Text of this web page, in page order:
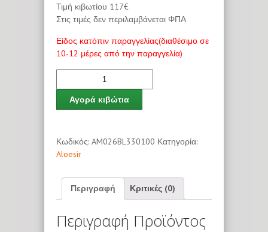
Τιμή κιβωτίου 117€
Στις τιμές δεν περιλαμβάνεται ΦΠΑ
Είδος κατόπιν παραγγελίας(διαθέσιμο σε
10-12 μέρες από την παραγγελία)
Αγορά κιβώτια
Κωδικός: AM026BL330100 Κατηγορία:
Aloesir
Περιγραφή Κριτικές (0)
Περιγραφή Προϊόντος